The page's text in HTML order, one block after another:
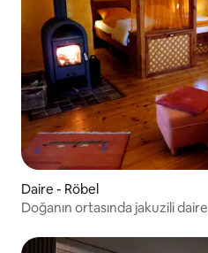
Daire - Röbel
Doğanın ortasında jakuzili daire